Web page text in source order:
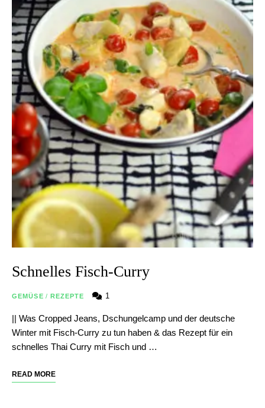
Schnelles Fisch-Curry
GEMÜSE / REZEPTE 1
|| Was Cropped Jeans, Dschungelcamp und der deutsche
Winter mit Fisch-Curry zu tun haben & das Rezept für ein
schnelles Thai Curry mit Fisch und …
READ MORE